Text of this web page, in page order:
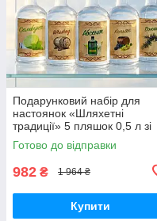
Подарунковий набір для
настоянок «Шляхетні
традиції» 5 пляшок 0,5 л зі
спеціями в коробці, бокс для
домашніх напоїв
Готово до відправки
982 ₴ 1 964 ₴
Купити